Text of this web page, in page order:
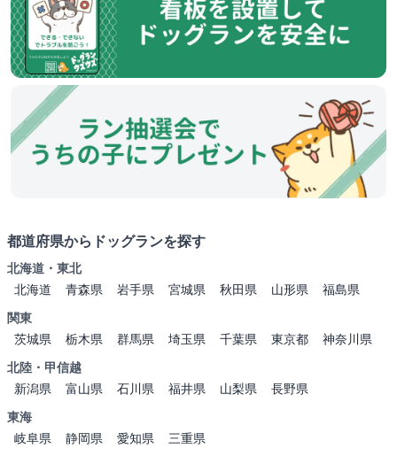
都道府県からドッグランを探す
北海道・東北
北海道
青森県 岩手県 宮城県 秋田県 山形県
福島県
関東
茨城県
栃木県 群馬県 埼玉県 千葉県 東京都
神奈川県
北陸・甲信越
新潟県
富山県 石川県 福井県 山梨県
長野県
東海
岐阜県
静岡県 愛知県
三重県